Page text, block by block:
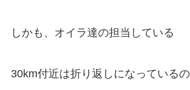
しかも、オイラ達の担当している
30km付近は折り返しになっている